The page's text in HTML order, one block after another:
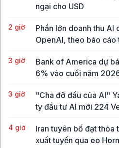
ngại cho USD
2 giờ
Phần lớn doanh thu
OpenAI, theo báo cáo
3 giờ
Bank of America dự
6% vào cuối năm
3 giờ
"Cha đỡ đầu của AI"
ty đầu tư AI mới 224
4 giờ
Iran tuyên bố đạt thỏa
xuất tuyến qua eo